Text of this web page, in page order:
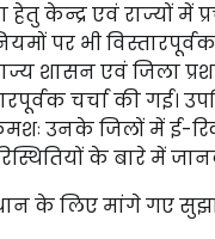
केन्द्र एवं राज्यों में
पर भी
शासन एवं जिला
चर्चा की गई।
उनके जिलों में ई-
के बारे में
के लिए मांगे गए